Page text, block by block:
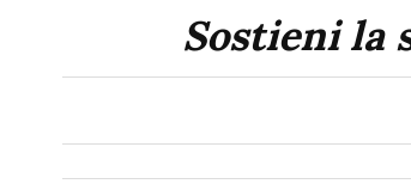
Sostieni la